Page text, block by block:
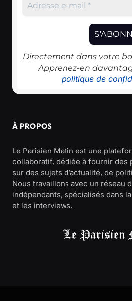
Directement dans votre
Apprenez-en
politique de
À PROPOS
Le Parisien Matin est une
collaboratif, dédiée à fournir des
sur des sujets d’actualité, de
Nous travaillons avec un réseau
indépendants, spécialisés dans
et les interviews.